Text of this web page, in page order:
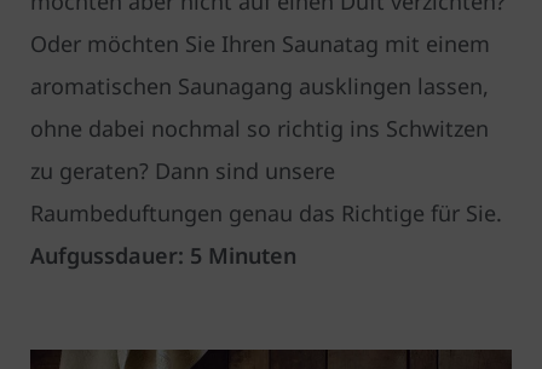
Oder möchten Sie Ihren Saunatag mit einem
aromatischen Saunagang ausklingen lassen,
ohne dabei nochmal so richtig ins Schwitzen
zu geraten? Dann sind unsere
Raumbeduftungen genau das Richtige für Sie.
Aufgussdauer: 5 Minuten